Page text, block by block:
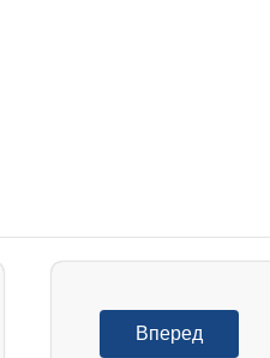
Вперед